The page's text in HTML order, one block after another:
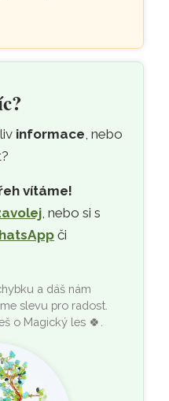
informace, nebo
vítáme!
, nebo si s
či
a dáš nám
slevu pro radost.
o Magický les 🍀